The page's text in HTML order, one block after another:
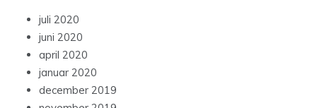
juli 2020
juni 2020
april 2020
januar 2020
december 2019